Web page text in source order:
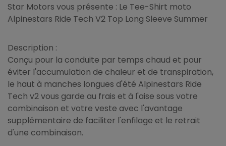
Star Motors vous présente : Le Tee-Shirt moto
Alpinestars Ride Tech V2 Top Long Sleeve Summer
Description :
Conçu pour la conduite par temps chaud et pour
éviter l'accumulation de chaleur et de transpiration,
le haut à manches longues d'été Alpinestars Ride
Tech v2 vous garde au frais et à l'aise sous votre
combinaison et votre veste avec l'avantage
supplémentaire de faciliter l'enfilage et le retrait
d'une combinaison.